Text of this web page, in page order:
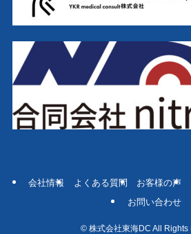
会社情報 よくある質問 お客様の声
お問い合わせ
©株式会社東海DC All Rights